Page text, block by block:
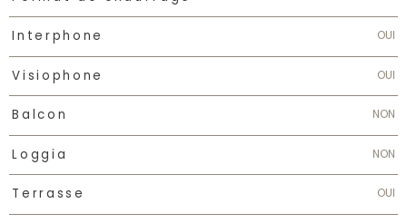
Interphone OUI
Visiophone OUI
Balcon NON
Loggia NON
Terrasse OUI